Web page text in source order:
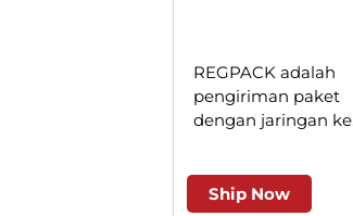
REGPACK adalah
pengiriman paket
dengan jaringan ke
andal dan efesien.
Ship Now